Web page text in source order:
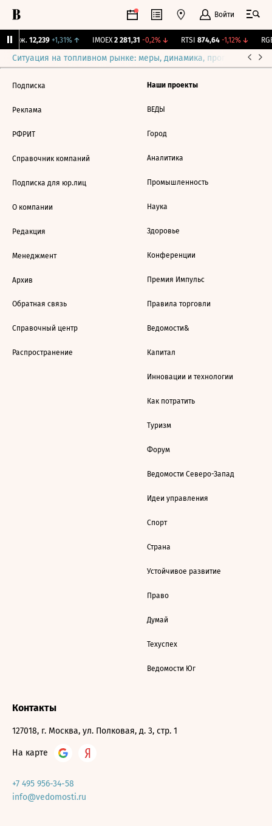
Войти
Бирж. 12,239 +1,31%↑ IMOEX 2 281,31 -0,2%↓ RTSI 874,64 -1,12%↓
Ситуация на топливном рынке: меры, динамика, прогнозы
Подписка
Реклама
РФРИТ
Справочник компаний
Подписка для юр.лиц
О компании
Редакция
Менеджмент
Архив
Обратная связь
Справочный центр
Распространение
Наши проекты
ВЕДЫ
Город
Аналитика
Промышленность
Наука
Здоровье
Конференции
Премия Импульс
Правила торговли
Ведомости&
Капитал
Инновации и технологии
Как потратить
Туризм
Форум
Ведомости Северо-Запад
Идеи управления
Спорт
Страна
Устойчивое развитие
Право
Думай
Техуспех
Ведомости Юг
Контакты
127018, г. Москва, ул. Полковая, д. 3, стр. 1
На карте
+7 495 956-34-58
info@vedomosti.ru